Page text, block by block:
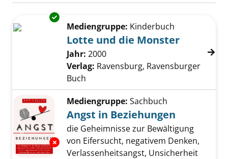
Suchergebnis
Zu den Suchfiltern springen
Exemplar-Details von Lotte und die Monster
Mediengruppe: Kinderbuch
Lotte und die Monster
Suche nach diesem Verfasser
Jahr: 2000
Verlag: Ravensburg, Ravensburger
Buch
Exemplar-Details von Angst in Beziehungen
Mediengruppe: Sachbuch
Angst in Beziehungen
die Geheimnisse zur Bewältigung
von Eifersucht, negativem Denken,
Verlassenheitsangst, Unsicherheit